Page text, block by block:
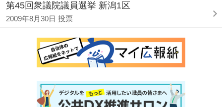
第45回衆議院議員選挙 新潟1区
2009年8月30日 投票